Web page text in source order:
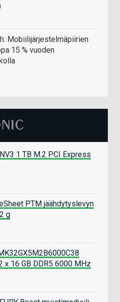
Mobiilijärjestelmäpiirien
15 % vuoden
1 TB M.2 PCI Express
PTM jäähdytyslevyn
g
x 16 GB DDR5 6000 MHz